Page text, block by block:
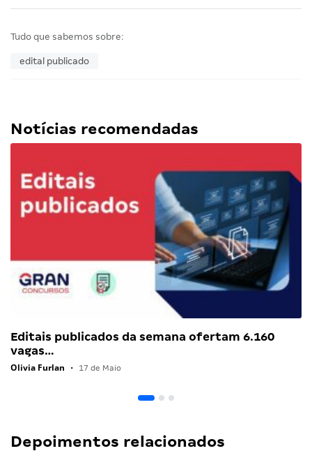
Tudo que sabemos sobre:
edital publicado
Notícias recomendadas
Editais publicados da semana ofertam 6.160
vagas…
Olivia Furlan • 17 de Maio
Depoimentos relacionados